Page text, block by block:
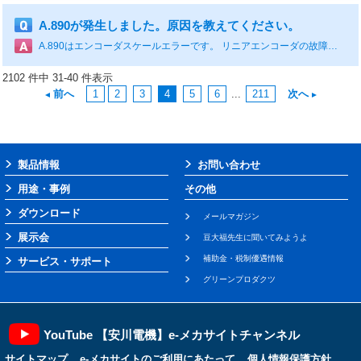
A.890が発生しました。原因を教えてください。
A.890はエンコーダスケールエラーです。 リニアエンコーダの故障が考えられます。 対処方法は、下表を参照ください。 原因 確認方法 対処方法 リニアエンコーダの故障 - リニアエンコーダ故障の可能性あり。リニアエンコーダを交換する。
2102 件中 31-40 件表示
前へ
1 2 3 4 5 6 ... 211 次へ
製品情報
用途・事例
ダウンロード
展示会
サービス・サポート
お問い合わせ
その他
メールマガジン
豆大福先生に聞いてみようよ
補助金・税制優遇情報
グリーンプロダクツ
YouTube 【安川電機】e-メカサイトチャンネル